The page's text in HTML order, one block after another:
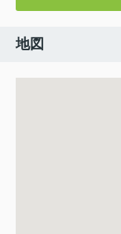
地図